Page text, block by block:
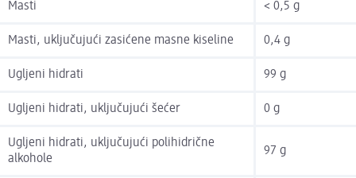
Masti < 0,5 g
Masti, uključujući zasićene masne kiseline 0,4 g
Ugljeni hidrati 99 g
Ugljeni hidrati, uključujući šećer 0 g
Ugljeni hidrati, uključujući polihidrične
alkohole
97 g